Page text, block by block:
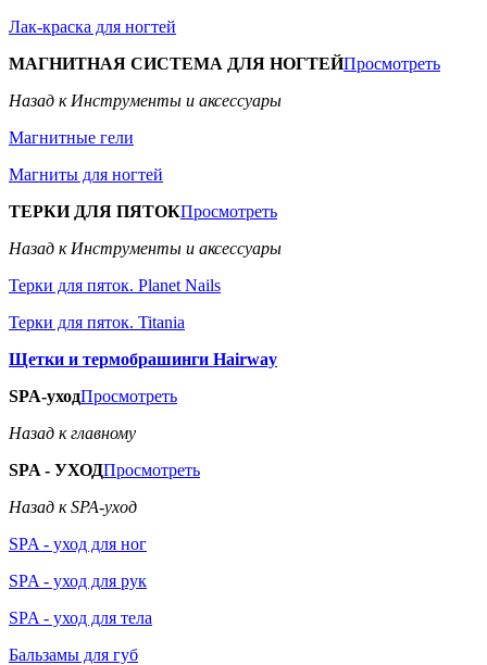
Лак-краска для ногтей
МАГНИТНАЯ СИСТЕМА ДЛЯ НОГТЕЙПросмотреть
Назад к Инструменты и аксессуары
Магнитные гели
Магниты для ногтей
ТЕРКИ ДЛЯ ПЯТОКПросмотреть
Назад к Инструменты и аксессуары
Терки для пяток. Planet Nails
Терки для пяток. Titania
Щетки и термобрашинги Hairway
SPA-уходПросмотреть
Назад к главному
SPA - УХОДПросмотреть
Назад к SPA-уход
SPA - уход для ног
SPA - уход для рук
SPA - уход для тела
Бальзамы для губ